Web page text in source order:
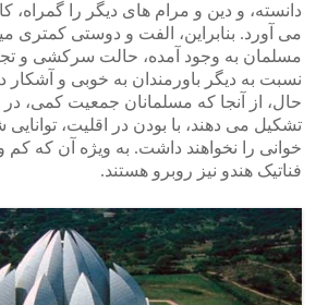
دانسته، و دین و مرام های دیگر را گمراه،
می آورد. بنابراین، الفت و دوستی کمتری
مسلمان به وجود آمده، حالت سرکشی و
نسبت به دیگر باورمندان به خوبی و آشکار
تشکیل می دهند، با بودن در اقلیت،
خوانی را نخواهند داشت. به ویژه آن که کم
فناتیک هندو نیز روبرو هستند.